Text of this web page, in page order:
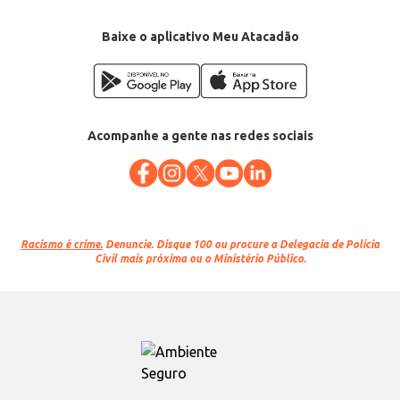
Baixe o aplicativo Meu Atacadão
Acompanhe a gente nas redes sociais
Racismo é crime. Denuncie. Disque 100 ou procure a Delegacia de Polícia
Civil mais próxima ou o Ministério Público.